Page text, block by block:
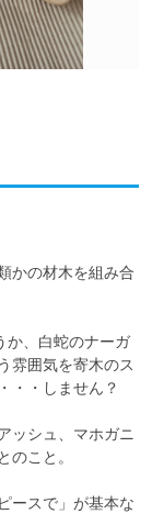
かの材木を組み合
か、白蛇のナーガ
雰囲気を寄木のス
・・しません？
ッシュ、マホガニ
のこと。
ースで」が基本な